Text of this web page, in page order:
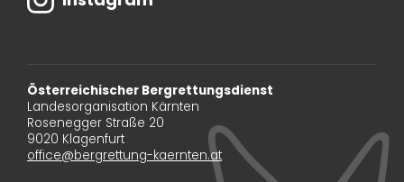
Österreichischer Bergrettungsdienst
Landesorganisation Kärnten
Rosenegger Straße 20
9020 Klagenfurt
office@bergrettung-kaernten.at